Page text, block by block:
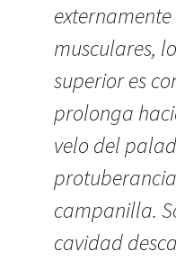
musculares,
superior es
prolonga
velo del
campanilla.
cavidad